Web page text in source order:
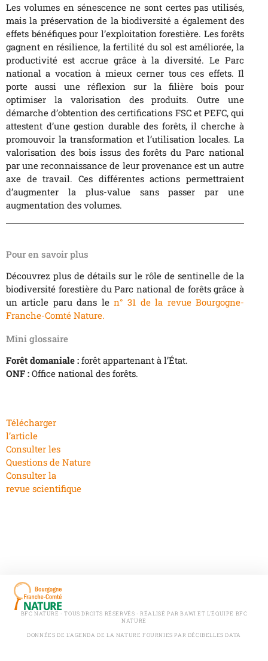
Les volumes en sénescence ne sont certes pas utilisés,
mais la préservation de la biodiversité a également des
effets bénéfiques pour l’exploitation forestière. Les forêts
gagnent en résilience, la fertilité du sol est améliorée, la
productivité est accrue grâce à la diversité. Le Parc
national a vocation à mieux cerner tous ces effets. Il
porte aussi une réflexion sur la filière bois pour
optimiser la valorisation des produits. Outre une
démarche d’obtention des certifications FSC et PEFC, qui
attestent d’une gestion durable des forêts, il cherche à
promouvoir la transformation et l’utilisation locales. La
valorisation des bois issus des forêts du Parc national
par une reconnaissance de leur provenance est un autre
axe de travail. Ces différentes actions permettraient
d’augmenter la plus-value sans passer par une
augmentation des volumes.
Pour en savoir plus
Découvrez plus de détails sur le rôle de sentinelle de la
biodiversité forestière du Parc national de forêts grâce à
un article paru dans le n° 31 de la revue Bourgogne-
Franche-Comté Nature.
Mini glossaire
Forêt domaniale : forêt appartenant à l’État.
ONF : Office national des forêts.
Télécharger
l’article
Consulter les
Questions de Nature
Consulter la
revue scientifique
BFC NATURE - TOUS DROITS RÉSERVÉS - RÉALISÉ PAR BAWI ET L'ÉQUIPE BFC
NATURE
DONNÉES DE L'AGENDA DE LA NATURE FOURNIES PAR DÉCIBELLES DATA